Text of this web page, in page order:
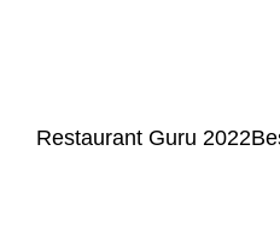
Restaurant Guru 2022